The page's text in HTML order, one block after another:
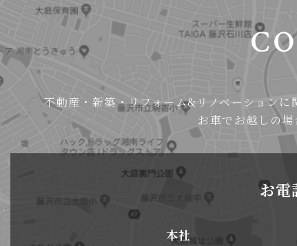
不動産・新築・リフォーム&リノベーション
お車でお越しの場
お電
本社